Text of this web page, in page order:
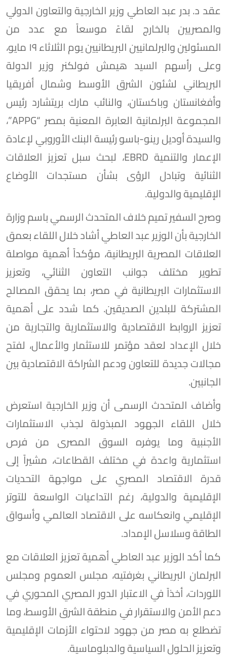
عقد د. بدر عبد العاطي وزير الخارجية والتعاون الدولي
والمصريين بالخارج لقاءً موسعاً مع عدد من
المسئولين والبرلمانيين البريطانيين يوم الثلاثاء ١٩ مايو،
وعلى رأسهم السيد هيمش فولكنر وزير الدولة
البريطاني لشئون الشرق الأوسط وشمال أفريقيا
وأفغانستان وباكستان، والنائب مارك بريتشارد رئيس
المجموعة البرلمانية العابرة المعنية بمصر “APPG”،
والسيدة أوديل رينو-باسو رئيسة البنك الأوروبي لإعادة
الإعمار والتنمية EBRD، لبحث سبل تعزيز العلاقات
الثنائية وتبادل الرؤى بشأن مستجدات الأوضاع
الإقليمية والدولية.
وصرح السفير تميم خلاف المتحدث الرسمي باسم وزارة
الخارجية بأن الوزير عبد العاطي أشاد خلال اللقاء بعمق
العلاقات المصرية البريطانية، مؤكداً أهمية مواصلة
تطوير مختلف جوانب التعاون الثنائي، وتعزيز
الاستثمارات البريطانية في مصر، بما يحقق المصالح
المشتركة للبلدين الصديقين. كما شدد على أهمية
تعزيز الروابط الاقتصادية والاستثمارية والتجارية من
خلال الإعداد لعقد مؤتمر للاستثمار والأعمال، لفتح
مجالات جديدة للتعاون ودعم الشراكة الاقتصادية بين
الجانبين.
وأضاف المتحدث الرسمى أن وزير الخارجية استعرض
خلال اللقاء الجهود المبذولة لجذب الاستثمارات
الأجنبية وما يوفره السوق المصرى من فرص
استثمارية واعدة في مختلف القطاعات، مشيراً إلى
قدرة الاقتصاد المصري على مواجهة التحديات
الإقليمية والدولية، رغم التداعيات الواسعة للتوتر
الإقليمي وانعكاسه على الاقتصاد العالمي وأسواق
الطاقة وسلاسل الإمداد.
كما أكد الوزير عبد العاطي أهمية تعزيز العلاقات مع
البرلمان البريطاني بغرفتيه، مجلس العموم ومجلس
اللوردات، أخذاً في الاعتبار الدور المصري المحوري في
دعم الأمن والاستقرار في منطقة الشرق الأوسط، وما
تضطلع به مصر من جهود لاحتواء الأزمات الإقليمية
وتعزيز الحلول السياسية والدبلوماسية.